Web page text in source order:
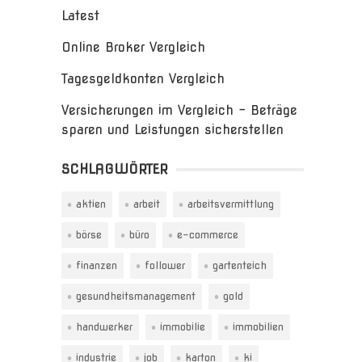
Latest
Online Broker Vergleich
Tagesgeldkonten Vergleich
Versicherungen im Vergleich – Beträge
sparen und Leistungen sicherstellen
SCHLAGWÖRTER
aktien arbeit arbeitsvermittlung
börse büro e-commerce
finanzen follower gartenteich
gesundheitsmanagement gold
handwerker immobilie immobilien
industrie job karton ki